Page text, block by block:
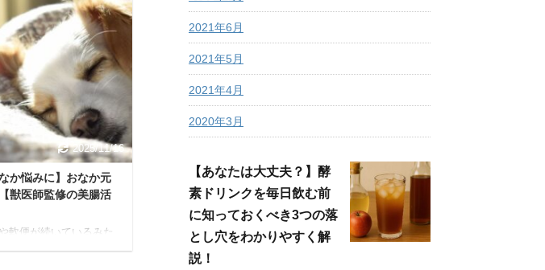
な疑問に答えていきま
クオムでニキビが悪化
バルクオムでニキビは
すために大事なことは
療』です。 本記事の
ム歴10ヶ月突破。 現在
、どの記事やレビュ
る 結論を先に言って
2025/11/16
か悩みに】おなか元
獣医師監修の美腸活
軟便が続いているみた
2021年6月
2021年5月
2021年4月
2020年3月
【あなたは大丈夫？】酵
素ドリンクを毎日飲む前
に知っておくべき3つの落
とし穴をわかりやすく解
説！